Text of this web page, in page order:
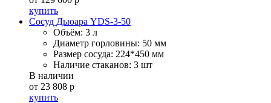
купить
Сосуд Дьюара YDS-3-50
Объём: 3 л
Диаметр горловины: 50 мм
Размер сосуда: 224*450 мм
Наличие стаканов: 3 шт
В наличии
от 23 808 р
купить